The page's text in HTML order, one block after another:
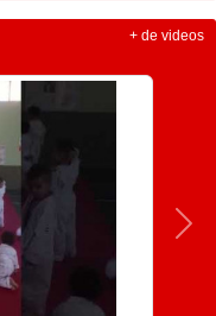
+ de videos